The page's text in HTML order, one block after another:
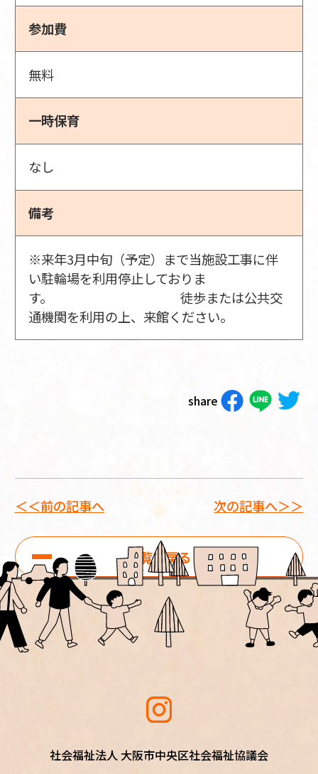
参加費
無料
一時保育
なし
備考
※来年3月中旬（予定）まで当施設工事に伴
い駐輪場を利用停止しておりま
す。 徒歩または公共交
通機関を利用の上、来館ください。
share
＜＜前の記事へ
一覧に戻る
次の記事へ＞＞
社会福祉法人 大阪市中央区社会福祉協議会